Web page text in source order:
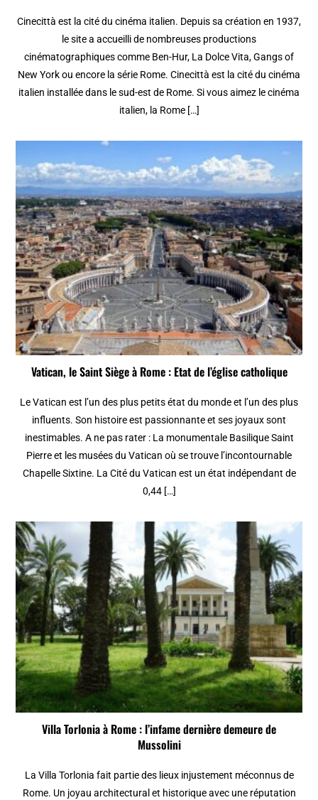
Cinecittà est la cité du cinéma italien. Depuis sa création en 1937,
le site a accueilli de nombreuses productions
cinématographiques comme Ben-Hur, La Dolce Vita, Gangs of
New York ou encore la série Rome. Cinecittà est la cité du cinéma
italien installée dans le sud-est de Rome. Si vous aimez le cinéma
italien, la Rome […]
Vatican, le Saint Siège à Rome : Etat de l’église catholique
Le Vatican est l’un des plus petits état du monde et l’un des plus
influents. Son histoire est passionnante et ses joyaux sont
inestimables. A ne pas rater : La monumentale Basilique Saint
Pierre et les musées du Vatican où se trouve l’incontournable
Chapelle Sixtine. La Cité du Vatican est un état indépendant de
0,44 […]
Villa Torlonia à Rome : l’infame dernière demeure de
Mussolini
La Villa Torlonia fait partie des lieux injustement méconnus de
Rome. Un joyau architectural et historique avec une réputation